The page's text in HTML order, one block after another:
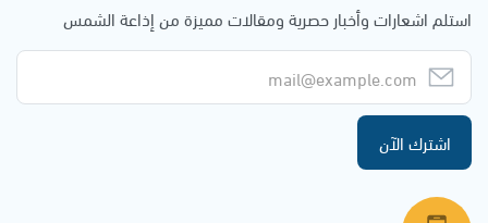
استلم اشعارات وأخبار حصرية ومقالات مميزة من إذاعة الشمس
اشترك الآن